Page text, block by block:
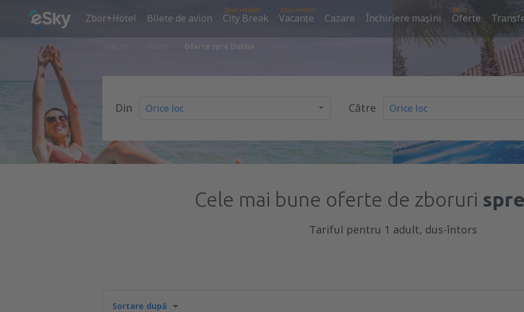
Zbor+Hotel Bilete de avion
Zbor+Hotel
City Break
Zbor+Hotel
Vacanţe Cazare Închiriere mașini
NOU
Oferte
Din Către
Cele mai bune oferte de zboruri
Tariful pentru 1 adult, dus-întors
Sortare după